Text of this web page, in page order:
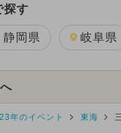
探す
静岡県 岐阜県
年のイベント 東海